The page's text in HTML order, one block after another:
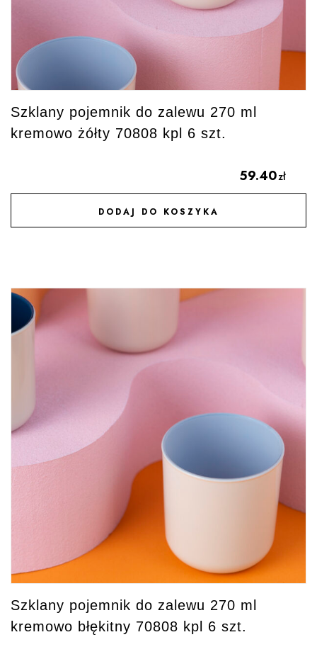
Szklany pojemnik do zalewu 270 ml
kremowo żółty 70808 kpl 6 szt.
59.40zł
DODAJ DO KOSZYKA
DODAJ DO ULUBIONYCH
Szklany pojemnik do zalewu 270 ml
kremowo błękitny 70808 kpl 6 szt.